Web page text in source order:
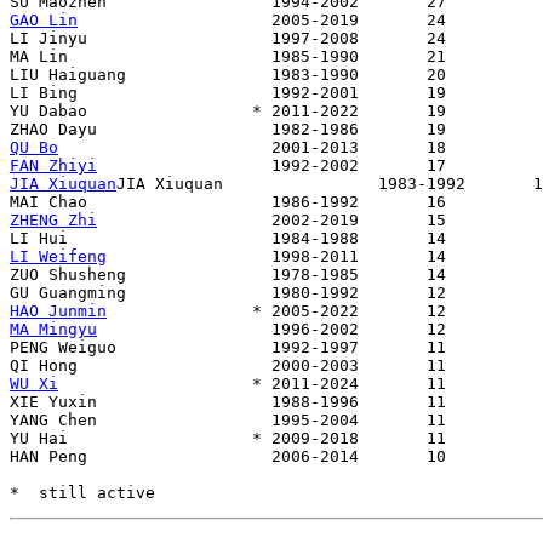
GAO Lin
                    2005-2019       24
LI Jinyu                   1997-2008       24
MA Lin                     1985-1990       21
LIU Haiguang               1983-1990       20
LI Bing                    1992-2001       19
YU Dabao                 * 2011-2022       19
QU Bo
FAN Zhiyi
JIA XiuquanJIA Xiuquan                1983-1992
ZHENG Zhi
                  2002-2019       15
LI Weifeng
                 1998-2011       14
ZUO Shusheng               1978-1985       14
HAO Junmin
MA Mingyu
                  1996-2002       12
PENG Weiguo                1992-1997       11
WU Xi
                    * 2011-2024       11
XIE Yuxin                  1988-1996       11
YANG Chen                  1995-2004       11
YU Hai                   * 2009-2018       11
HAN Peng                   2006-2014       10